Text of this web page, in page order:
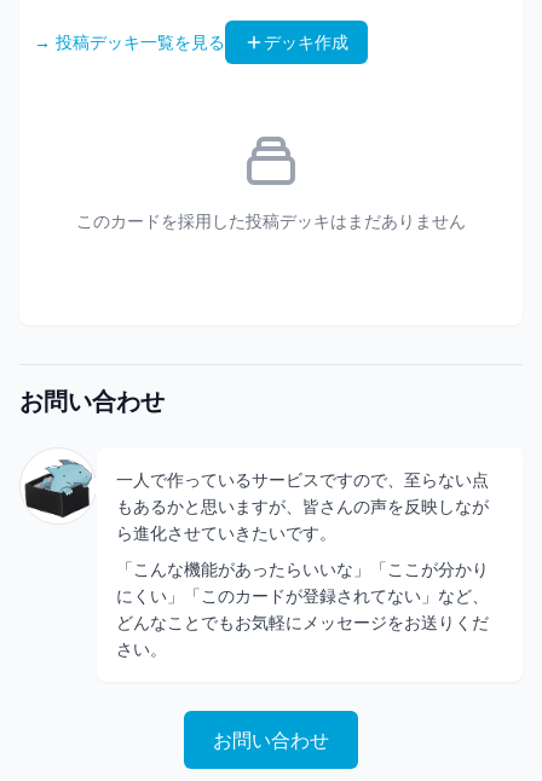
→ 投稿デッキ一覧を見る デッキ作成
このカードを採用した投稿デッキはまだありません
お問い合わせ
一人で作っているサービスですので、至らない点
もあるかと思いますが、皆さんの声を反映しなが
ら進化させていきたいです。
「こんな機能があったらいいな」「ここが分かり
にくい」「このカードが登録されてない」など、
どんなことでもお気軽にメッセージをお送りくだ
さい。
お問い合わせ